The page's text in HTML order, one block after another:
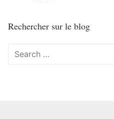
Rechercher sur le blog
Rechercher